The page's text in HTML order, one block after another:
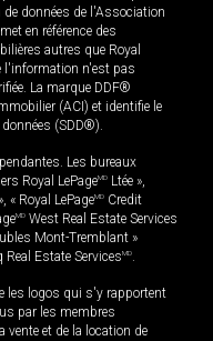
données de l'Association
en référence des
autres que Royal
l'information n'est pas
La marque DDF®
(ACI) et identifie le
(SDD®).
Les bureaux
Royal LePageMD Ltée »,
», « Royal LePageMD Credit
MD West Real Estate Services
Mont-Tremblant »
Estate ServicesMD.
les logos qui s'y rapportent
par les membres
vente et de la location de